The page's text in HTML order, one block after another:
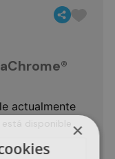
actualmente
disponible×